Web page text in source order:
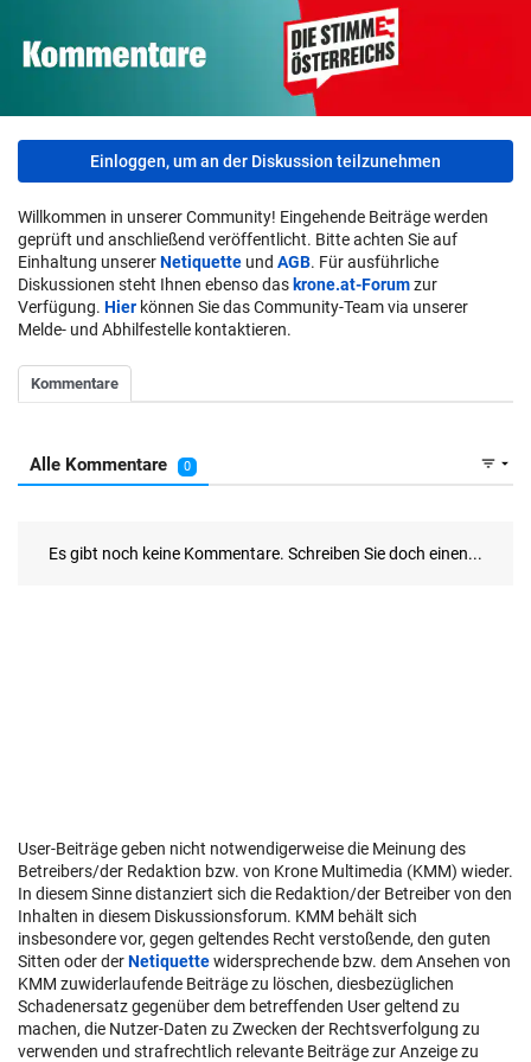
Einloggen, um an der Diskussion teilzunehmen
Willkommen in unserer Community! Eingehende Beiträge werden
geprüft und anschließend veröffentlicht. Bitte achten Sie auf
Einhaltung unsererNetiquette und AGB. Für ausführliche
Diskussionen steht Ihnen ebenso das krone.at-Forumzur
Verfügung. Hier können Sie das Community-Team via unserer
Melde- und Abhilfestelle kontaktieren.
User-Beiträge geben nicht notwendigerweise die Meinung des
Betreibers/der Redaktion bzw. von Krone Multimedia (KMM) wieder.
In diesem Sinne distanziert sich die Redaktion/der Betreiber von den
Inhalten in diesem Diskussionsforum. KMM behält sich
insbesondere vor, gegen geltendes Recht verstoßende, den guten
Sitten oder derNetiquettewidersprechende bzw. dem Ansehen von
KMM zuwiderlaufende Beiträge zu löschen, diesbezüglichen
Schadenersatz gegenüber dem betreffenden User geltend zu
machen, die Nutzer-Daten zu Zwecken der Rechtsverfolgung zu
verwenden und strafrechtlich relevante Beiträge zur Anzeige zu